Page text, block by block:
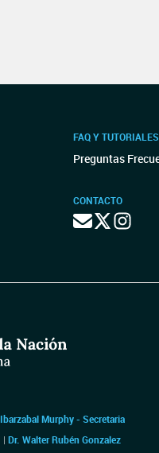
FAQ Y TUTORIALES
Preguntas
CONTACTO
Murphy - Secretaria
| Dr. Walter Rubén Gonzalez